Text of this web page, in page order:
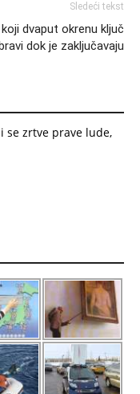
Sledeći tekst
dvaput okrenu ključ
dok je zaključavaju
se zrtve prave lude,